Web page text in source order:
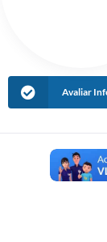
Avaliar